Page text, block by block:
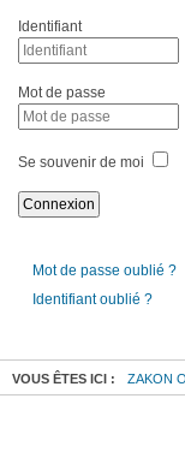
Identifiant
Mot de passe
Se souvenir de moi
Mot de passe oublié ?
Identifiant oublié ?
VOUS ÊTES ICI : ZAKON